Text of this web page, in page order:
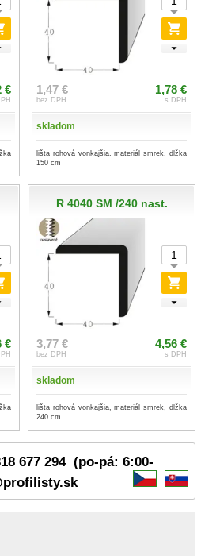
677 294 (po-pá: 6:00-
€ 1,47 €
bez DPH
1,78 €
s DPH
skladom
lišta rohová vonkajšia, materiál smrek, dĺžka
150 cm
€
R 4040 SM /240 nast.
3,77 €
bez DPH
4,56 €
s DPH
skladom
lišta rohová vonkajšia, materiál smrek, dĺžka
240 cm